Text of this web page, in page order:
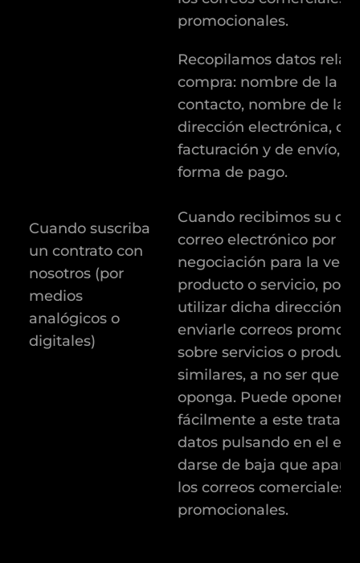
promocionales.
Cuando suscriba
un contrato con
nosotros (por
medios
analógicos o
digitales)
Recopilamos datos
compra: nombre de la
contacto, nombre de la
dirección electrónica,
facturación y de envío,
forma de pago.
Cuando recibimos su
correo electrónico por
negociación para la
producto o servicio,
utilizar dicha dirección
enviarle correos
sobre servicios o
similares, a no ser que
oponga. Puede oponerse
fácilmente a este
datos pulsando en el
darse de baja que
los correos comerciales y
promocionales.